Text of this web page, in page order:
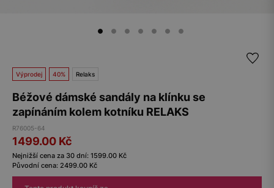
Výprodej 40% Relaks
Béžové dámské sandály na klínku se
zapínáním kolem kotníku RELAKS
R76005-64
1499.00 Kč
Nejnižší cena za 30 dní: 1599.00 Kč
Původní cena: 2499.00 Kč